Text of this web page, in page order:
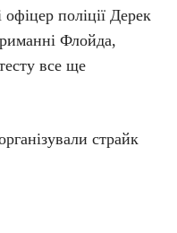
офіцер поліції Дерек
Флойда,
все ще
страйк